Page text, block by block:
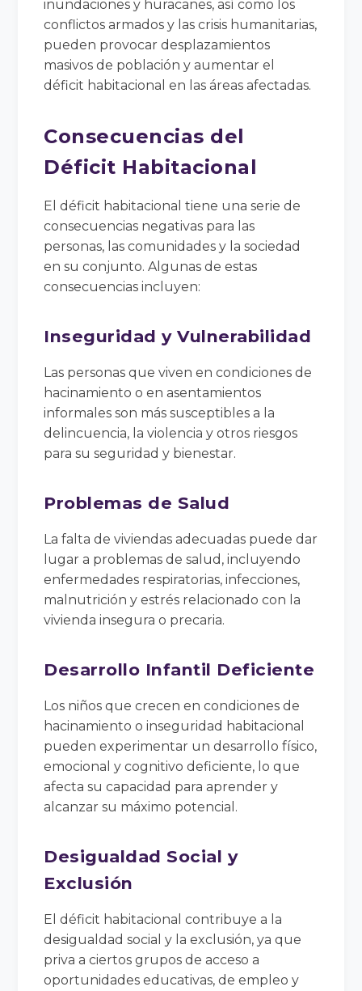
inundaciones y huracanes, así como los
conflictos armados y las crisis humanitarias,
pueden provocar desplazamientos
masivos de población y aumentar el
déficit habitacional en las áreas afectadas.
Consecuencias del
Déficit Habitacional
El déficit habitacional tiene una serie de
consecuencias negativas para las
personas, las comunidades y la sociedad
en su conjunto. Algunas de estas
consecuencias incluyen:
Inseguridad y Vulnerabilidad
Las personas que viven en condiciones de
hacinamiento o en asentamientos
informales son más susceptibles a la
delincuencia, la violencia y otros riesgos
para su seguridad y bienestar.
Problemas de Salud
La falta de viviendas adecuadas puede dar
lugar a problemas de salud, incluyendo
enfermedades respiratorias, infecciones,
malnutrición y estrés relacionado con la
vivienda insegura o precaria.
Desarrollo Infantil Deficiente
Los niños que crecen en condiciones de
hacinamiento o inseguridad habitacional
pueden experimentar un desarrollo físico,
emocional y cognitivo deficiente, lo que
afecta su capacidad para aprender y
alcanzar su máximo potencial.
Desigualdad Social y
Exclusión
El déficit habitacional contribuye a la
desigualdad social y la exclusión, ya que
priva a ciertos grupos de acceso a
oportunidades educativas, de empleo y